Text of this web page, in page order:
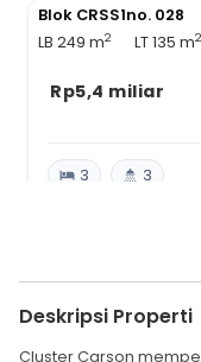
Blok CRSS1no. 028
LB 249 m2 LT 135 m2
Rp5,4 miliar
3 3
Deskripsi Properti
Cluster Carson